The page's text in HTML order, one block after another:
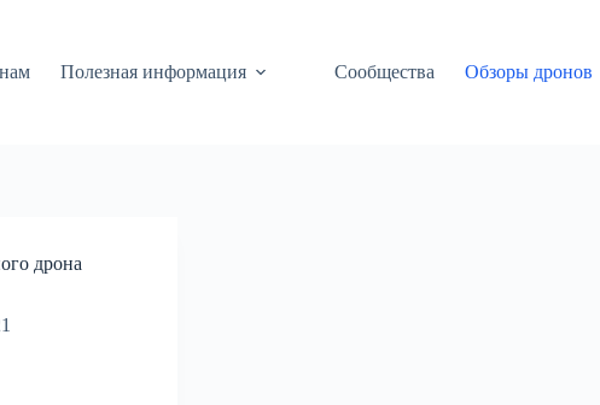
Полезная информация Сообщества Обзоры дронов
дрона